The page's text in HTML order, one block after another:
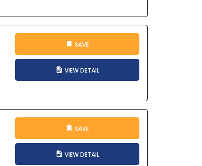
SAVE
VIEW DETAIL
SAVE
VIEW DETAIL